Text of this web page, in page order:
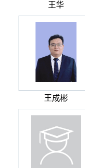
王华
王成彬